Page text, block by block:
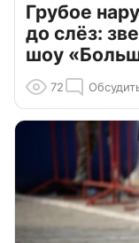
Грубое
до слёз:
шоу
72